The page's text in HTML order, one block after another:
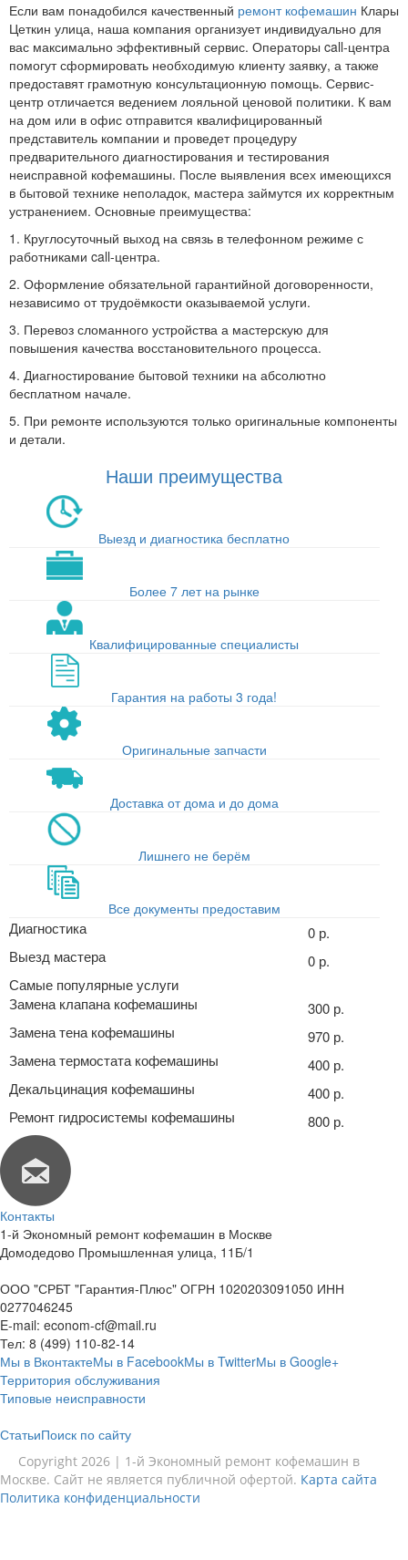
Если вам понадобился качественный ремонт кофемашин Клары
Цеткин улица, наша компания организует индивидуально для
вас максимально эффективный сервис. Операторы call-центра
помогут сформировать необходимую клиенту заявку, а также
предоставят грамотную консультационную помощь. Сервис-
центр отличается ведением лояльной ценовой политики. К вам
на дом или в офис отправится квалифицированный
представитель компании и проведет процедуру
предварительного диагностирования и тестирования
неисправной кофемашины. После выявления всех имеющихся
в бытовой технике неполадок, мастера займутся их корректным
устранением. Основные преимущества:
1. Круглосуточный выход на связь в телефонном режиме с
работниками call-центра.
2. Оформление обязательной гарантийной договоренности,
независимо от трудоёмкости оказываемой услуги.
3. Перевоз сломанного устройства а мастерскую для
повышения качества восстановительного процесса.
4. Диагностирование бытовой техники на абсолютно
бесплатном начале.
5. При ремонте используются только оригинальные компоненты
и детали.
Наши преимущества
Выезд и диагностика бесплатно
Более 7 лет на рынке
Квалифицированные специалисты
Гарантия на работы 3 года!
Оригинальные запчасти
Доставка от дома и до дома
Лишнего не берём
Все документы предоставим
Диагностика
0 р.
Выезд мастера
0 р.
Самые популярные услуги
Замена клапана кофемашины
300 р.
Замена тена кофемашины
970 р.
Замена термостата кофемашины
400 р.
Декальцинация кофемашины
400 р.
Ремонт гидросистемы кофемашины
800 р.
Контакты
1-й Экономный ремонт кофемашин в Москве
Домодедово Промышленная улица, 11Б/1
ООО "СРБТ "Гарантия-Плюс" ОГРН 1020203091050 ИНН
0277046245
E-mail: econom-cf@mail.ru
Тел: 8 (499) 110-82-14
Мы в ВконтактеМы в FacebookМы в TwitterМы в Google+
Территория обслуживания
Типовые неисправности
СтатьиПоиск по сайту
Copyright 2026 | 1-й Экономный ремонт кофемашин в
Москве. Сайт не является публичной офертой. Карта сайта
Политика конфиденциальности